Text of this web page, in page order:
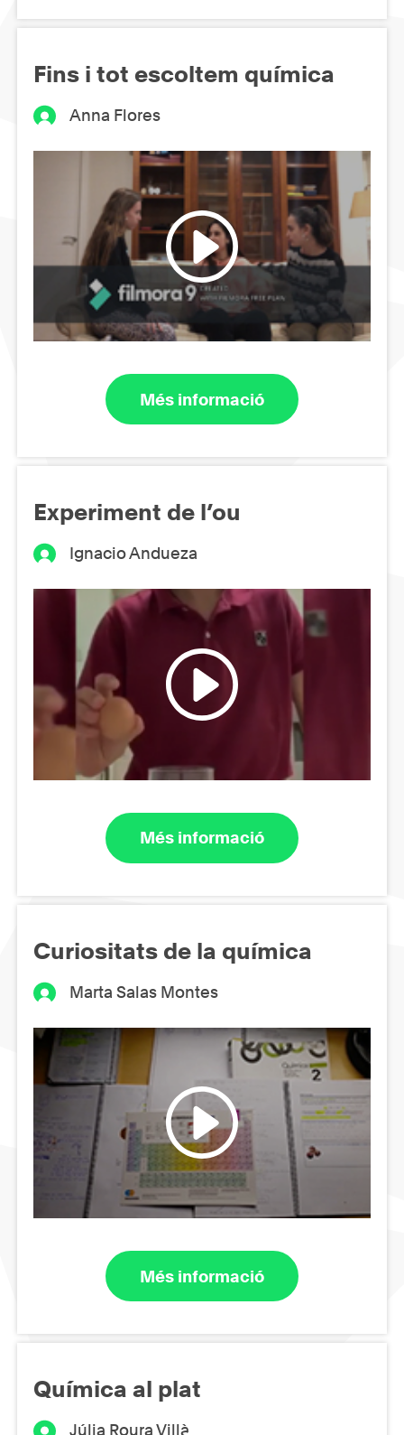
Fins i tot escoltem química
Anna Flores
Més informació
Experiment de l’ou
Ignacio Andueza
Més informació
Curiositats de la química
Marta Salas Montes
Més informació
Química al plat
Júlia Roura Villà